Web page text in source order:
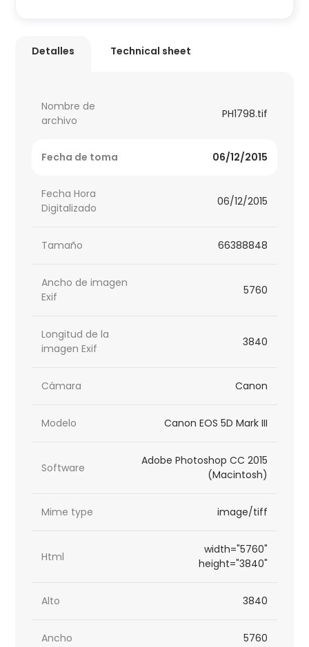
Detalles Technical sheet
Nombre de
archivo
PH1798.tif
Fecha de toma 06/12/2015
Fecha Hora
Digitalizado
06/12/2015
Tamaño 66388848
Ancho de imagen
Exif
5760
Longitud de la
imagen Exif
3840
Cámara Canon
Modelo Canon EOS 5D Mark III
Software
Adobe Photoshop CC 2015
(Macintosh)
Mime type image/tiff
Html
width="5760"
height="3840"
Alto 3840
Ancho 5760